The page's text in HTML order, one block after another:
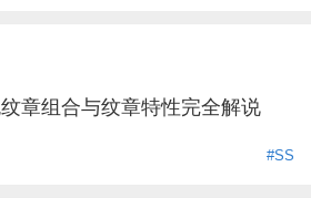
章组合与纹章特性完全解说
#SS